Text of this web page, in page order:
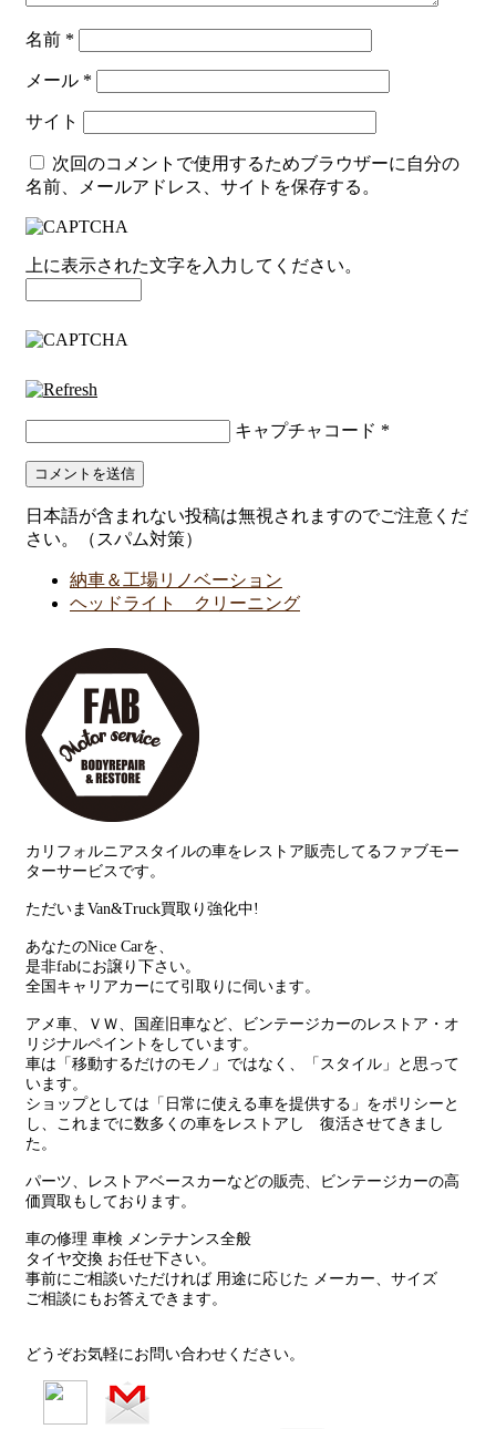
名前 *
メール *
サイト
次回のコメントで使用するためブラウザーに自分の
名前、メールアドレス、サイトを保存する。
上に表示された文字を入力してください。
キャプチャコード *
日本語が含まれない投稿は無視されますのでご注意くだ
さい。（スパム対策）
納車＆工場リノベーション
ヘッドライト クリーニング
カリフォルニアスタイルの車をレストア販売してるファブモー
ターサービスです。
ただいまVan&Truck買取り強化中!
あなたのNice Carを、
是非fabにお譲り下さい。
全国キャリアカーにて引取りに伺います。
アメ車、ＶＷ、国産旧車など、ビンテージカーのレストア・オ
リジナルペイントをしています。
車は「移動するだけのモノ」ではなく、「スタイル」と思って
います。
ショップとしては「日常に使える車を提供する」をポリシーと
し、これまでに数多くの車をレストアし 復活させてきまし
た。
パーツ、レストアベースカーなどの販売、ビンテージカーの高
価買取もしております。
車の修理 車検 メンテナンス全般
タイヤ交換 お任せ下さい。
事前にご相談いただければ 用途に応じた メーカー、サイズ
ご相談にもお答えできます。
どうぞお気軽にお問い合わせください。